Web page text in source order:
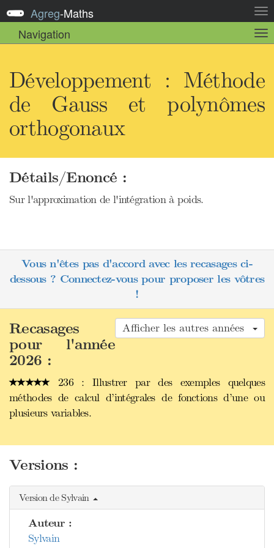
la
Agreg-Maths
Navigation
la
Développement : Méthode
de Gauss et polynômes
orthogonaux
Détails/Enoncé :
Sur l'approximation de l'intégration à poids.
Vous n'êtes pas d'accord avec les recasages ci-
dessous ? Connectez-vous pour proposer les vôtres
!
Afficher les autres années
Recasages
pour l'année
2026 :
236 : Illustrer par des exemples quelques
méthodes de calcul d’intégrales de fonctions d’une ou
plusieurs variables.
Versions :
Version de Sylvain
Auteur :
Sylvain